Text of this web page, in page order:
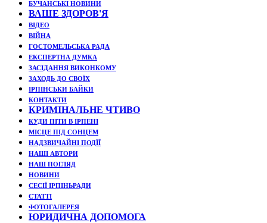
БУЧАНСЬКІ НОВИНИ
ВАШЕ ЗДОРОВ'Я
ВІДЕО
ВІЙНА
ГОСТОМЕЛЬСЬКА РАДА
ЕКСПЕРТНА ДУМКА
ЗАСІДАННЯ ВИКОНКОМУ
ЗАХОДЬ ДО СВОЇХ
ІРПІНСЬКИ БАЙКИ
КОНТАКТИ
КРИМІНАЛЬНЕ ЧТИВО
КУДИ ПІТИ В ІРПЕНІ
МІСЦЕ ПІД СОНЦЕМ
НАДЗВИЧАЙНІ ПОДЇЇ
НАШІ АВТОРИ
НАШ ПОГЛЯД
НОВИНИ
СЕСІЇ ІРПІНЬРАДИ
СТАТТІ
ФОТОГАЛЕРЕЯ
ЮРИДИЧНА ДОПОМОГА